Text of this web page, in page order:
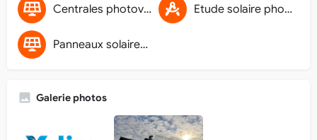
Centrales photovoltaïques au sol Etude solaire photovoltaïque
Panneaux solaires photovoltaïques
Galerie photos